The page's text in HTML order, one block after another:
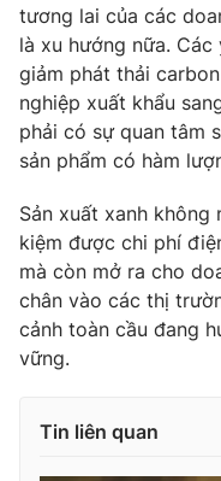
THỜI BÁO VTV
Theo dõi báo trên
Cơ quan chủ quản:Đài
Cơ quan báo chí:Thời
Giấy phép hoạt động
cấp ngày 29/12/2023
Tổng Biên tập:
Nguyễn Trọng Ninh
tương lai của các
là xu hướng nữa.
giảm phát thải
nghiệp xuất khẩu
phải có sự quan tâm
sản phẩm có hàm
Sản xuất xanh
kiệm được chi phí
mà còn mở ra cho
chân vào các thị
cảnh toàn cầu đang
vững.
Tin liên quan